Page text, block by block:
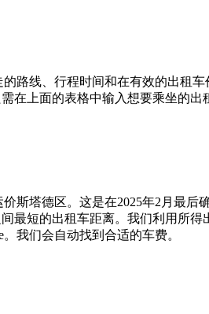
路线、行程时间和在有效的出租
在上面的表格中输入想要乘坐的
斯塔德区。这是在2025年2月最
最短的出租车距离。我们利用所
我们会自动找到合适的车费。